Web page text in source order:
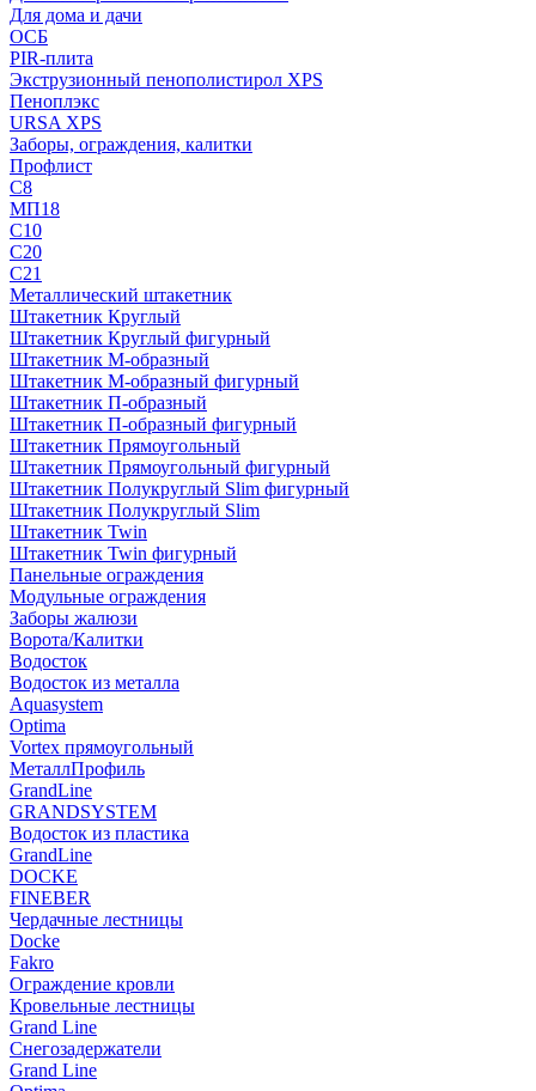
Для дома и дачи
ОСБ
PIR-плита
Экструзионный пенополистирол XPS
Пеноплэкс
URSA XPS
Заборы, ограждения, калитки
Профлист
С8
МП18
С10
С20
С21
Металлический штакетник
Штакетник Круглый
Штакетник Круглый фигурный
Штакетник М-образный
Штакетник М-образный фигурный
Штакетник П-образный
Штакетник П-образный фигурный
Штакетник Прямоугольный
Штакетник Прямоугольный фигурный
Штакетник Полукруглый Slim фигурный
Штакетник Полукруглый Slim
Штакетник Twin
Штакетник Twin фигурный
Панельные ограждения
Модульные ограждения
Заборы жалюзи
Ворота/Калитки
Водосток
Водосток из металла
Aquasystem
Optima
Vortex прямоугольный
МеталлПрофиль
GrandLine
GRANDSYSTEM
Водосток из пластика
GrandLine
DOCKE
FINEBER
Чердачные лестницы
Docke
Fakro
Ограждение кровли
Кровельные лестницы
Grand Line
Снегозадержатели
Grand Line